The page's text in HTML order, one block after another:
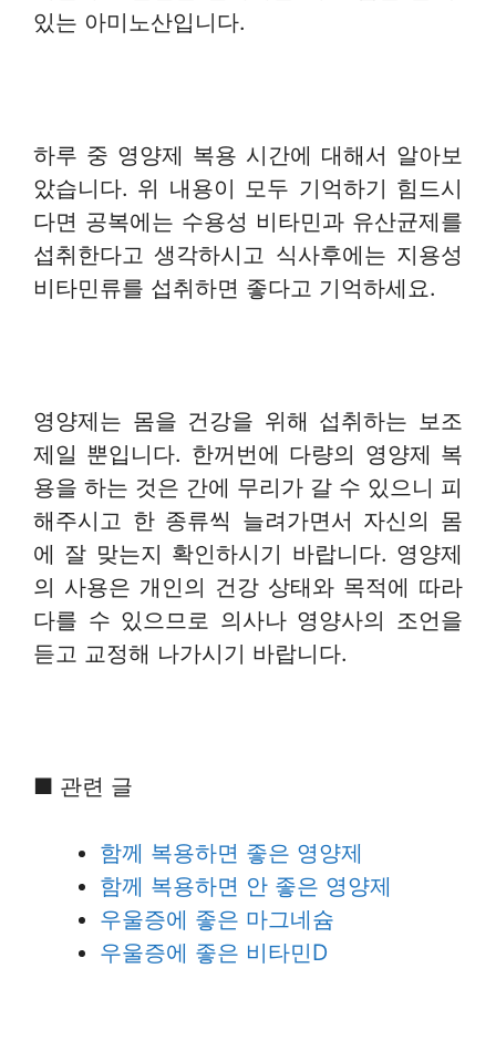
있는 아미노산입니다.
하루 중 영양제 복용 시간에 대해서 알아보
았습니다. 위 내용이 모두 기억하기 힘드시
다면 공복에는 수용성 비타민과 유산균제를
섭취한다고 생각하시고 식사후에는 지용성
비타민류를 섭취하면 좋다고 기억하세요.
영양제는 몸을 건강을 위해 섭취하는 보조
제일 뿐입니다. 한꺼번에 다량의 영양제 복
용을 하는 것은 간에 무리가 갈 수 있으니 피
해주시고 한 종류씩 늘려가면서 자신의 몸
에 잘 맞는지 확인하시기 바랍니다. 영양제
의 사용은 개인의 건강 상태와 목적에 따라
다를 수 있으므로 의사나 영양사의 조언을
듣고 교정해 나가시기 바랍니다.
■ 관련 글
함께 복용하면 좋은 영양제
함께 복용하면 안 좋은 영양제
우울증에 좋은 마그네슘
우울증에 좋은 비타민D